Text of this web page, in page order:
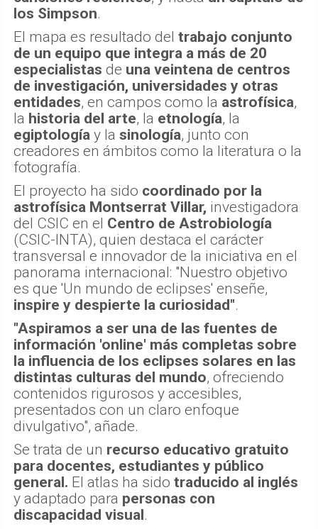
los Simpson.
El mapa es resultado del trabajo conjunto
de un equipo que integra a más de 20
especialistas de una veintena de centros
de investigación, universidades y otras
entidades, en campos como la astrofísica,
la historia del arte, la etnología, la
egiptología y la sinología, junto con
creadores en ámbitos como la literatura o la
fotografía.
El proyecto ha sido coordinado por la
astrofísica Montserrat Villar, investigadora
del CSIC en el Centro de Astrobiología
(CSIC-INTA), quien destaca el carácter
transversal e innovador de la iniciativa en el
panorama internacional: "Nuestro objetivo
es que 'Un mundo de eclipses' enseñe,
inspire y despierte la curiosidad".
"Aspiramos a ser una de las fuentes de
información 'online' más completas sobre
la influencia de los eclipses solares en las
distintas culturas del mundo, ofreciendo
contenidos rigurosos y accesibles,
presentados con un claro enfoque
divulgativo", añade.
Se trata de un recurso educativo gratuito
para docentes, estudiantes y público
general. El atlas ha sido traducido al inglés
y adaptado para personas con
discapacidad visual.